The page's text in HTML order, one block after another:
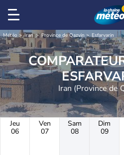
Météo Iran Province de Qazvin Esfarvarin
Iran (Province de
Jeu
06
Ven
07
Sam
08
Dim
09